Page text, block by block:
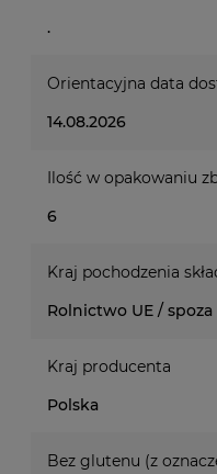
.
Orientacyjna data
14.08.2026
Ilość w opakowaniu
6
Kraj pochodzenia
Rolnictwo UE / spoza
Kraj producenta
Polska
Bez glutenu (z